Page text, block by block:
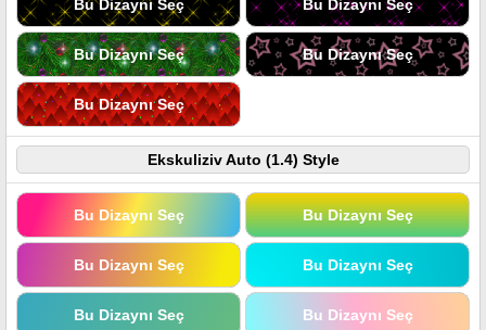
Bu Dizaynı Seç Bu Dizaynı Seç
Bu Dizaynı Seç Bu Dizaynı Seç
Bu Dizaynı Seç
Ekskuliziv Auto (1.4) Style
Bu Dizaynı Seç Bu Dizaynı Seç
Bu Dizaynı Seç Bu Dizaynı Seç
Bu Dizaynı Seç Bu Dizaynı Seç